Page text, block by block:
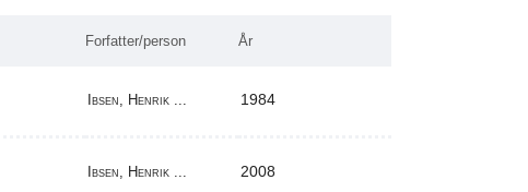
Forfatter/person År
Ibsen, Henrik ... 1984
Ibsen, Henrik ... 2008